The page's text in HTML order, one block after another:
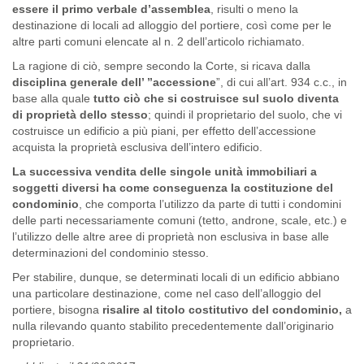
essere il primo verbale d’assemblea , risulti o meno la
destinazione di locali ad alloggio del portiere, così come per le
altre parti comuni elencate al n. 2 dell’articolo richiamato.
La ragione di ciò, sempre secondo la Corte, si ricava dalla
disciplina generale dell’ ”accessione”, di cui all’art. 934 c.c., in
base alla quale tutto ciò che si costruisce sul suolo diventa
di proprietà dello stesso; quindi il proprietario del suolo, che vi
costruisce un edificio a più piani, per effetto dell’accessione
acquista la proprietà esclusiva dell’intero edificio.
La successiva vendita delle singole unità immobiliari a
soggetti diversi ha come conseguenza la costituzione del
condominio , che comporta l’utilizzo da parte di tutti i condomini
delle parti necessariamente comuni (tetto, androne, scale, etc.) e
l’utilizzo delle altre aree di proprietà non esclusiva in base alle
determinazioni del condominio stesso.
Per stabilire, dunque, se determinati locali di un edificio abbiano
una particolare destinazione, come nel caso dell’alloggio del
portiere, bisogna risalire al titolo costitutivo del condominio, a
nulla rilevando quanto stabilito precedentemente dall’originario
proprietario.